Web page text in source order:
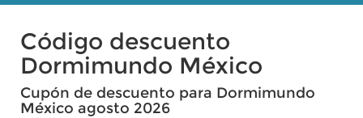
Código descuento
Dormimundo México
Cupón de descuento para Dormimundo
México agosto 2026